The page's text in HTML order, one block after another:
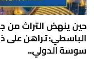
حين ينهض التراث من
الباسطي: تراهن على
سوسة الدولي..